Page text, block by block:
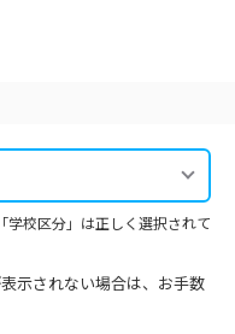
校区分」は正しく選択されて
示されない場合は、お手数